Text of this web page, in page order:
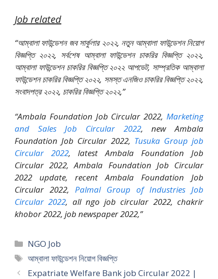
Job related
“আম্বালা ফাউন্ডেশন জব সার্কুলার ২০২২, নতুন আম্বালা ফাউন্ডেশন নিয়োগ
বিজ্ঞপ্তি ২০২২, সর্বশেষ আম্বালা ফাউন্ডেশন চাকরির বিজ্ঞপ্তি ২০২২,
আম্বালা ফাউন্ডেশন চাকরির বিজ্ঞপ্তি ২০২২ আপডেট, সাম্প্রতিক আম্বালা
ফাউন্ডেশন চাকরির বিজ্ঞপ্তি ২০২২, সমস্ত এনজিও চাকরির বিজ্ঞপ্তি ২০২২,
সংবাদপত্র ২০২২, চাকরির বিজ্ঞপ্তি ২০২২,”
“Ambala Foundation Job Circular 2022, Marketing
and Sales Job Circular 2022, new Ambala
Foundation Job Circular 2022, Tusuka Group job
Circular 2022, latest Ambala Foundation Job
Circular 2022, Ambala Foundation Job Circular
2022 update, recent Ambala Foundation Job
Circular 2022, Palmal Group of Industries Job
Circular 2022, all ngo job circular 2022, chakrir
khobor 2022, job newspaper 2022,”
Categories
NGO Job
Tags
আম্বালা ফাউন্ডেশন নিয়োগ বিজ্ঞপ্তি
Expatriate Welfare Bank job Circular 2022 |